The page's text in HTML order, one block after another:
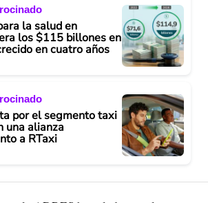
la salud en
los $115 billones en
en cuatro años
por el segmento taxi
una alianza
a RTaxi